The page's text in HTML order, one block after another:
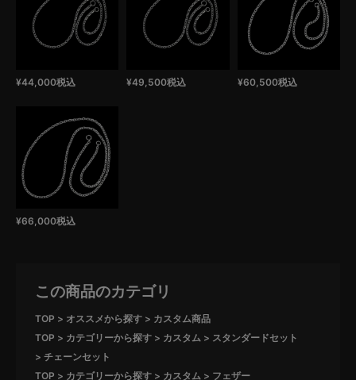
¥44,000税込 ¥49,500税込 ¥60,500税込
¥66,000税込
この商品のカテゴリ
TOP オススメから探す
カスタム商品
TOP
カテゴリーから探す カスタム
スタンダードセット
チェーンセット
TOP
カテゴリーから探す カスタム フェザー